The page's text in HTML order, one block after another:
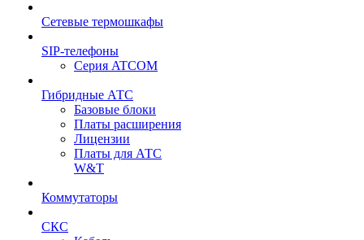
Сетевые термошкафы
SIP-телефоны
Серия ATCOM
Гибридные АТС
Базовые блоки
Платы расширения
Лицензии
Платы для АТС
W&T
Коммутаторы
СКС